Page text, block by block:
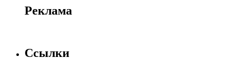
Реклама
Ссылки